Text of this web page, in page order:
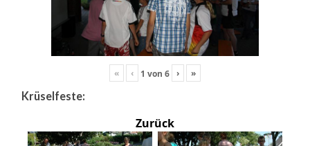
« ‹ 1 von 6 › »
Krüselfeste:
Zurück